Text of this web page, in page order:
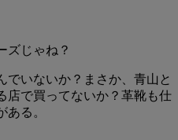
ズじゃね？
でいないか？まさか、青山と
店で買ってないか？革靴も仕
る。